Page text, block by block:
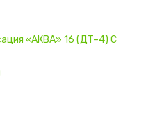
«АКВА» 16 (ДТ-4) С